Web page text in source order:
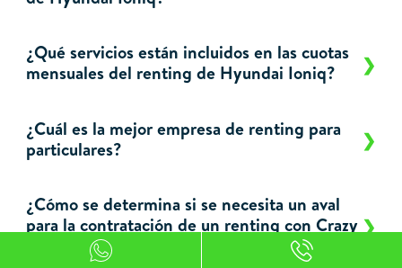
¿Qué servicios están incluidos en las cuotas
mensuales del renting de Hyundai Ioniq?
¿Cuál es la mejor empresa de renting para
particulares?
¿Cómo se determina si se necesita un aval
para la contratación de un renting con Crazy
Renting?